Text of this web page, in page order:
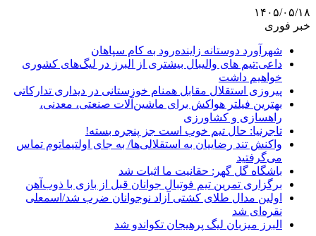
۱۴۰۵/۰۵/۱۸
خبر فوری
شهرآورد دوستانه زاینده‌رود به کام سپاهان
داعی:تیم های والیبال بیشتری از البرز در لیگ‌های کشوری
خواهیم داشت
پیروزی استقلال مقابل همنام خوزستانی در دیداری تدارکاتی
بهترین فیلتر هواکش برای ماشین‌آلات صنعتی، معدنی،
راهسازی و کشاورزی
تاجرنیا: حال تیم خوب است جز پنجره بسته!
واکنش تند رضاییان به استقلالی‌ها/ به جای اولتیماتوم تماس
می‌گرفتید
باشگاه گل گهر: حقانیت ما اثبات شد
برگزاری تمرین تیم فوتبال جوانان قبل از بازی با ذوب‌آهن
اولین مدال طلای کشتی آزاد نوجوانان ضرب شد/اسمعلی
نقره‌ای شد
البرز میزبان لیگ پرهیجان تکواندو شد